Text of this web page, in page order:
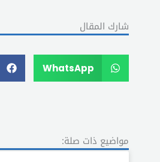
شارك المقال
WhatsApp
مواضيع ذات صلة: